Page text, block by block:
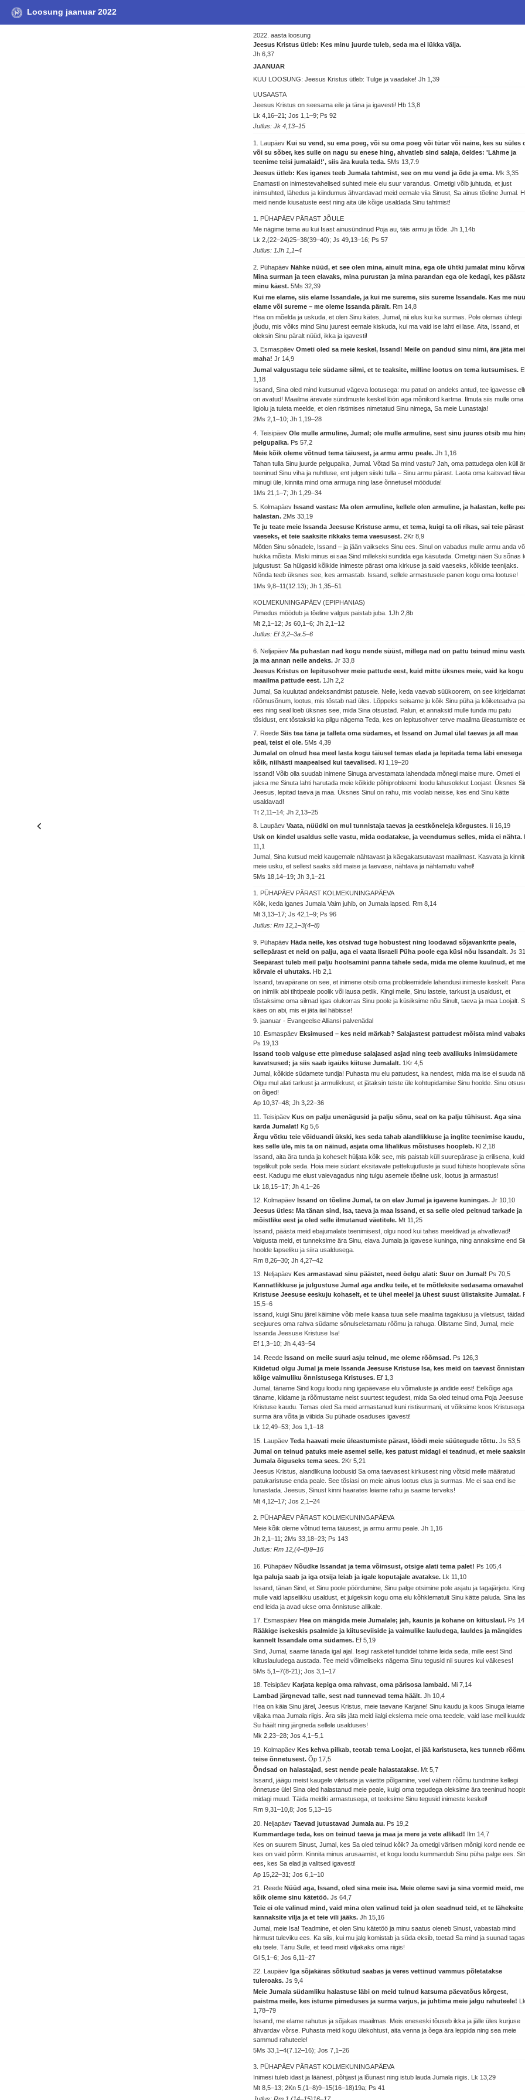
Loosung jaanuar 2022
2022. aasta loosung
Jeesus Kristus ütleb: Kes minu juurde tuleb, seda ma ei lükka välja.
Jh 6,37
JAANUAR
KUU LOOSUNG: Jeesus Kristus ütleb: Tulge ja vaadake!Jh 1,39
UUSAASTA
Jeesus Kristus on seesama eile ja täna ja igavesti! Hb 13,8
Lk 4,16–21; Jos 1,1–9; Ps 92
Jutlus: Jk 4,13–15
1. Laupäev Kui su vend, su ema poeg, või su oma poeg või tütar või naine, kes su süles
või su sõber, kes sulle on nagu su enese hing, ahvatleb sind salaja, öeldes: 'Lähme ja
teenime teisi jumalaid!', siis ära kuula teda.5Ms 13,7.9
Jeesus ütleb: Kes iganes teeb Jumala tahtmist, see on mu vend ja õde ja ema. Mk 3,35
Enamasti on inimestevahelised suhted meie elu suur varandus. Ometigi võib juhtuda, et just
inimsuhted, lähedus ja kiindumus ähvardavad meid eemale viia Sinust, Sa ainus tõeline Jumal.
meid nende kiusatuste eest ning aita üle kõige usaldada Sinu tahtmist!
1. PÜHAPÄEV PÄRAST JÕULE
Me nägime tema au kui Isast ainusündinud Poja au, täis armu ja tõde.Jh 1,14b
Lk 2,(22–24)25–38(39–40); Js 49,13–16; Ps 57
Jutlus: 1Jh 1,1–4
2. Pühapäev Nähke nüüd, et see olen mina, ainult mina, ega ole ühtki jumalat minu
Mina surman ja teen elavaks, mina purustan ja mina parandan ega ole kedagi, kes
minu käest.5Ms 32,39
Kui me elame, siis elame Issandale, ja kui me sureme, siis sureme Issandale. Kas me
elame või sureme – me oleme Issanda päralt. Rm 14,8
Hea on mõelda ja uskuda, et olen Sinu kätes, Jumal, nii elus kui ka surmas. Pole olemas ühtegi
jõudu, mis võiks mind Sinu juurest eemale kiskuda, kui ma vaid ise lahti ei lase. Aita, Issand, et
oleksin Sinu päralt nüüd, ikka ja igavesti!
3. EsmaspäevOmeti oled sa meie keskel, Issand! Meile on pandud sinu nimi, ära jäta
maha!Jr 14,9
Jumal valgustagu teie südame silmi, et te teaksite, milline lootus on tema kutsumises.
1,18
Issand, Sina oled mind kutsunud vägeva lootusega: mu patud on andeks antud, tee igavesse
on avatud! Maailma ärevate sündmuste keskel löön aga mõnikord kartma. Ilmuta siis mulle oma
ligiolu ja tuleta meelde, et olen ristimises nimetatud Sinu nimega, Sa meie Lunastaja!
2Ms 2,1–10; Jh 1,19–28
4. TeisipäevOle mulle armuline, Jumal; ole mulle armuline, sest sinu juures otsib mu
pelgupaika. Ps 57,2
Meie kõik oleme võtnud tema täiusest, ja armu armu peale.Jh 1,16
Tahan tulla Sinu juurde pelgupaika, Jumal. Võtad Sa mind vastu? Jah, oma pattudega olen küll
teeninud Sinu viha ja nuhtluse, ent julgen siiski tulla – Sinu armu pärast. Laota oma kaitsvad
minugi üle, kinnita mind oma armuga ning lase õnnetusel mööduda!
1Ms 21,1–7; Jh 1,29–34
5. KolmapäevIssand vastas: Ma olen armuline, kellele olen armuline, ja halastan, kelle
halastan.2Ms 33,19
Te ju teate meie Issanda Jeesuse Kristuse armu, et tema, kuigi ta oli rikas, sai teie pärast
vaeseks, et teie saaksite rikkaks tema vaesusest.2Kr 8,9
Mõtlen Sinu sõnadele, Issand – ja jään vaikseks Sinu ees. Sinul on vabadus mulle armu anda
hukka mõista. Miski minus ei saa Sind millekski sundida ega käsutada. Ometigi näen Su sõnas
julgustust: Sa hülgasid kõikide inimeste pärast oma kirkuse ja said vaeseks, kõikide teenijaks.
Nõnda teeb üksnes see, kes armastab. Issand, sellele armastusele panen kogu oma lootuse!
1Ms 9,8–11(12.13); Jh 1,35–51
KOLMEKUNINGAPÄEV (EPIPHANIAS)
Pimedus möödub ja tõeline valgus paistab juba. 1Jh 2,8b
Mt 2,1–12; Js 60,1–6; Jh 2,1–12
Jutlus: Ef 3,2–3a.5–6
6. NeljapäevMa puhastan nad kogu nende süüst, millega nad on pattu teinud minu
ja ma annan neile andeks.Jr 33,8
Jeesus Kristus on lepitusohver meie pattude eest, kuid mitte üksnes meie, vaid ka kogu
maailma pattude eest. 1Jh 2,2
Jumal, Sa kuulutad andeksandmist patusele. Neile, keda vaevab süükoorem, on see
rõõmusõnum, lootus, mis tõstab nad üles. Lõppeks seisame ju kõik Sinu püha ja kõiketeadva
ees ning seal loeb üksnes see, mida Sina otsustad. Palun, et annaksid mulle tunda mu patu
tõsidust, ent tõstaksid ka pilgu nägema Teda, kes on lepitusohver terve maailma üleastumiste
7. ReedeSiis tea täna ja talleta oma südames, et Issand on Jumal ülal taevas ja all maa
peal, teist ei ole.5Ms 4,39
Jumalal on olnud hea meel lasta kogu täiusel temas elada ja lepitada tema läbi enesega
kõik, niihästi maapealsed kui taevalised. Kl 1,19–20
Issand! Võib olla suudab inimene Sinuga arvestamata lahendada mõnegi maise mure. Ometi ei
jaksa me Sinuta lahti harutada meie kõikide põhiprobleemi: loodu lahusolekut Loojast. Üksnes
Jeesus, lepitad taeva ja maa. Üksnes Sinul on rahu, mis voolab neisse, kes end Sinu kätte
usaldavad!
Tt 2,11–14; Jh 2,13–25
8. LaupäevVaata, nüüdki on mul tunnistaja taevas ja eestkõneleja kõrgustes. Ii 16,19
Usk on kindel usaldus selle vastu, mida oodatakse, ja veendumus selles, mida ei nähta.
11,1
Jumal, Sina kutsud meid kaugemale nähtavast ja käegakatsutavast maailmast. Kasvata ja
meie usku, et sellest saaks sild maise ja taevase, nähtava ja nähtamatu vahel!
5Ms 18,14–19; Jh 3,1–21
1. PÜHAPÄEV PÄRAST KOLMEKUNINGAPÄEVA
Kõik, keda iganes Jumala Vaim juhib, on Jumala lapsed.
Rm 8,14
Mt 3,13–17; Js 42,1–9; Ps 96
Jutlus: Rm 12,1–3(4–8)
9. PühapäevHäda neile, kes otsivad tuge hobustest ning loodavad sõjavankrite peale,
sellepärast et neid on palju, aga ei vaata Iisraeli Püha poole ega küsi nõu Issandalt.Js
Seepärast tuleb meil palju hoolsamini panna tähele seda, mida me oleme kuulnud, et
kõrvale ei uhutaks. Hb 2,1
Issand, tavapärane on see, et inimene otsib oma probleemidele lahendusi inimeste keskelt.
on inimlik abi tihtipeale poolik või lausa petlik. Kingi meile, Sinu lastele, tarkust ja usaldust, et
tõstaksime oma silmad igas olukorras Sinu poole ja küsiksime nõu Sinult, taeva ja maa Loojalt.
käes on abi, mis ei jäta iial häbisse!
9. jaanuar - Evangeelse Alliansi palvenädal
10. EsmaspäevEksimused – kes neid märkab? Salajastest pattudest mõista mind
Ps 19,13
Issand toob valguse ette pimeduse salajased asjad ning teeb avalikuks inimsüdamete
kavatsused; ja siis saab igaüks kiituse Jumalalt. 1Kr 4,5
Jumal, kõikide südamete tundja! Puhasta mu elu pattudest, ka nendest, mida ma ise ei suuda
Olgu mul alati tarkust ja armulikkust, et jätaksin teiste üle kohtupidamise Sinu hoolde. Sinu
on õiged!
Ap 10,37–48; Jh 3,22–36
11. TeisipäevKus on palju unenägusid ja palju sõnu, seal on ka palju tühisust. Aga sina
karda Jumalat! Kg 5,6
Ärgu võtku teie võiduandi ükski, kes seda tahab alandlikkuse ja inglite teenimise
kes selle üle, mis ta on näinud, asjata oma lihalikus mõistuses hoopleb. Kl 2,18
Issand, aita ära tunda ja koheselt hüljata kõik see, mis paistab küll suurepärase ja erilisena, kuid
tegelikult pole seda. Hoia meie südant eksitavate pettekujutluste ja suud tühiste hooplevate
eest. Kadugu me elust valevagadus ning tulgu asemele tõeline usk, lootus ja armastus!
Lk 18,15–17; Jh 4,1–26
12. Kolmapäev Issand on tõeline Jumal, ta on elav Jumal ja igavene kuningas.Jr 10,10
Jeesus ütles: Ma tänan sind, Isa, taeva ja maa Issand, et sa selle oled peitnud tarkade ja
mõistlike eest ja oled selle ilmutanud väetitele. Mt 11,25
Issand, päästa meid ebajumalate teenimisest, olgu nood kui tahes meeldivad ja ahvatlevad!
Valgusta meid, et tunneksime ära Sinu, elava Jumala ja igavese kuninga, ning annaksime end
hoolde lapseliku ja siira usaldusega.
Rm 8,26–30; Jh 4,27–42
13. Neljapäev Kes armastavad sinu päästet, need öelgu alati: Suur on Jumal! Ps 70,5
Kannatlikkuse ja julgustuse Jumal aga andku teile, et te mõtleksite sedasama omavahel
Kristuse Jeesuse eeskuju kohaselt, et te ühel meelel ja ühest suust ülistaksite Jumalat.
15,5–6
Issand, kuigi Sinu järel käimine võib meile kaasa tuua selle maailma tagakiusu ja viletsust,
seejuures oma rahva südame sõnulseletamatu rõõmu ja rahuga. Ülistame Sind, Jumal, meie
Issanda Jeesuse Kristuse Isa!
Ef 1,3–10; Jh 4,43–54
14. ReedeIssand on meile suuri asju teinud, me oleme rõõmsad. Ps 126,3
Kiidetud olgu Jumal ja meie Issanda Jeesuse Kristuse Isa, kes meid on taevast
kõige vaimuliku õnnistusega Kristuses. Ef 1,3
Jumal, täname Sind kogu loodu ning igapäevase elu võimaluste ja andide eest! Eelkõige aga
täname, kiidame ja rõõmustame neist suurtest tegudest, mida Sa oled teinud oma Poja Jeesuse
Kristuse kaudu. Temas oled Sa meid armastanud kuni ristisurmani, et võiksime koos Kristusega
surma ära võita ja viibida Su pühade osaduses igavesti!
Lk 12,49–53; Jos 1,1–18
15. LaupäevTeda haavati meie üleastumiste pärast, löödi meie süütegude tõttu.Js 53,5
Jumal on teinud patuks meie asemel selle, kes patust midagi ei teadnud, et meie
Jumala õiguseks tema sees.2Kr 5,21
Jeesus Kristus, alandlikuna loobusid Sa oma taevasest kirkusest ning võtsid meile määratud
patukaristuse enda peale. See tõsiasi on meie ainus lootus elus ja surmas. Me ei saa end ise
lunastada. Jeesus, Sinust kinni haarates leiame rahu ja saame terveks!
Mt 4,12–17; Jos 2,1–24
2. PÜHAPÄEV PÄRAST KOLMEKUNINGAPÄEVA
Meie kõik oleme võtnud tema täiusest, ja armu armu peale.Jh 1,16
Jh 2,1–11; 2Ms 33,18–23; Ps 143
Jutlus: Rm 12,(4–8)9–16
16. PühapäevNõudke Issandat ja tema võimsust, otsige alati tema palet! Ps 105,4
Iga paluja saab ja iga otsija leiab ja igale koputajale avatakse.
Lk 11,10
Issand, tänan Sind, et Sinu poole pöördumine, Sinu palge otsimine pole asjatu ja tagajärjetu. Kingi
mulle vaid lapselikku usaldust, et julgeksin kogu oma elu kõhklematult Sinu kätte paluda. Sina
end leida ja avad ukse oma õnnistuse allikale.
17. Esmaspäev Hea on mängida meie Jumalale; jah, kaunis ja kohane on kiituslaul. Ps
Rääkige isekeskis psalmide ja kiituseviiside ja vaimulike lauludega, lauldes ja mängides
kannelt Issandale oma südames. Ef 5,19
Sind, Jumal, saame tänada igal ajal. Isegi rasketel tundidel tohime leida seda, mille eest Sind
kiituslauludega austada. Tee meid võimeliseks nägema Sinu tegusid nii suures kui väikeses!
5Ms 5,1–7(8-21); Jos 3,1–17
18. Teisipäev Karjata kepiga oma rahvast, oma pärisosa lambaid. Mi 7,14
Lambad järgnevad talle, sest nad tunnevad tema häält.Jh 10,4
Hea on käia Sinu järel, Jeesus Kristus, meie taevane Karjane! Sinu kaudu ja koos Sinuga leiame
viljaka maa Jumala riigis. Ära siis jäta meid iialgi ekslema meie oma teedele, vaid lase meil
Su häält ning järgneda sellele usalduses!
Mk 2,23–28; Jos 4,1–5,1
19. KolmapäevKes kehva pilkab, teotab tema Loojat, ei jää karistuseta, kes tunneb
teise õnnetusest.Õp 17,5
Õndsad on halastajad, sest nende peale halastatakse. Mt 5,7
Issand, jäägu meist kaugele viletsate ja väetite põlgamine, veel vähem rõõmu tundmine kellegi
õnnetuse üle! Sina oled halastanud meie peale, kuigi oma tegudega oleksime ära teeninud
midagi muud. Täida meidki armastusega, et teeksime Sinu tegusid inimeste keskel!
Rm 9,31–10,8; Jos 5,13–15
20. NeljapäevTaevad jutustavad Jumala au. Ps 19,2
Kummardage teda, kes on teinud taeva ja maa ja mere ja vete allikad! Ilm 14,7
Kes on suurem Sinust, Jumal, kes Sa oled teinud kõik? Ja ometigi värisen mõnigi kord nende
kes on vaid põrm. Kinnita minus arusaamist, et kogu loodu kummardub Sinu püha palge ees.
ees, kes Sa elad ja valitsed igavesti!
Ap 15,22–31; Jos 6,1–10
21. Reede Nüüd aga, Issand, oled sina meie isa. Meie oleme savi ja sina vormid meid, me
kõik oleme sinu kätetöö.Js 64,7
Teie ei ole valinud mind, vaid mina olen valinud teid ja olen seadnud teid, et te läheksite
kannaksite vilja ja et teie vili jääks.Jh 15,16
Jumal, meie Isa! Teadmine, et olen Sinu kätetöö ja minu saatus oleneb Sinust, vabastab mind
hirmust tuleviku ees. Ka siis, kui mu jalg komistab ja süda eksib, toetad Sa mind ja suunad
elu teele. Tänu Sulle, et teed meid viljakaks oma riigis!
Gl 5,1–6; Jos 6,11–27
22. Laupäev Iga sõjakäras sõtkutud saabas ja veres vettinud vammus põletatakse
tuleroaks.Js 9,4
Meie Jumala südamliku halastuse läbi on meid tulnud katsuma päevatõus kõrgest,
paistma meile, kes istume pimeduses ja surma varjus, ja juhtima meie jalgu rahuteele! Lk
1,78–79
Issand, me elame rahutus ja sõjakas maailmas. Meis eneseski tõuseb ikka ja jälle üles kurjuse
ähvardav võrse. Puhasta meid kogu ülekohtust, aita venna ja õega ära leppida ning sea meie
sammud rahuteele!
5Ms 33,1–4(7.12–16); Jos 7,1–26
3. PÜHAPÄEV PÄRAST KOLMEKUNINGAPÄEVA
Inimesi tuleb idast ja läänest, põhjast ja lõunast ning istub lauda Jumala riigis.
Lk 13,29
Mt 8,5–13; 2Kn 5,(1–8)9–15(16–18)19a; Ps 41
Jutlus: Rm 1,(14–15)16–17